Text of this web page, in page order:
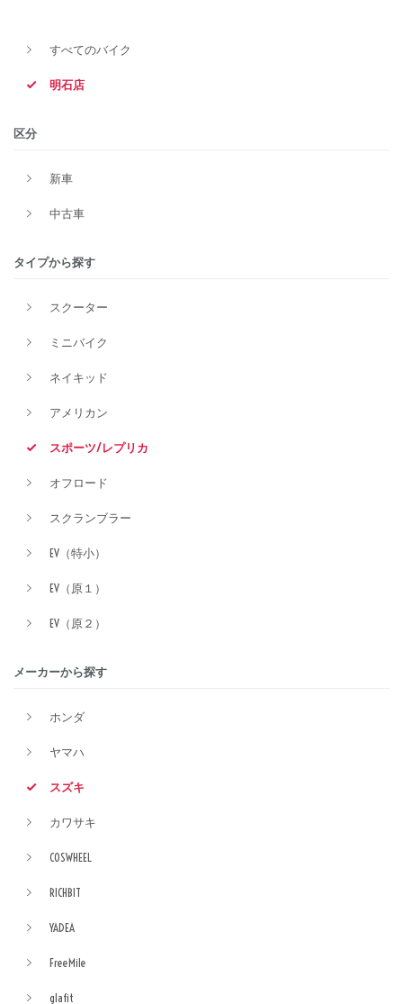
すべてのバイク
明石店
区分
新車
中古車
タイプから探す
スクーター
ミニバイク
ネイキッド
アメリカン
スポーツ/レプリカ
オフロード
スクランブラー
EV（特小）
EV（原１）
EV（原２）
メーカーから探す
ホンダ
ヤマハ
スズキ
カワサキ
COSWHEEL
RICHBIT
YADEA
FreeMile
glafit
新車
タイプ
価格